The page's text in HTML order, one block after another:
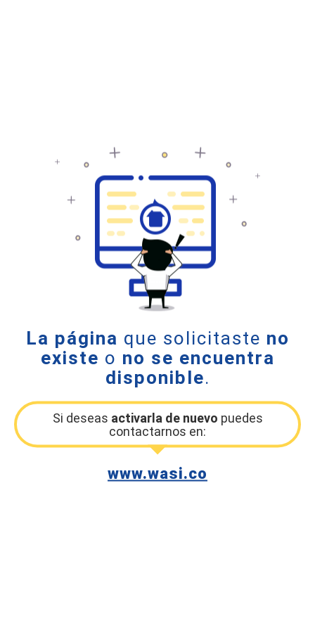
La página que solicitaste no
existe o no se encuentra
disponible.
Si deseas activarla de nuevo puedes
contactarnos en:
www.wasi.co